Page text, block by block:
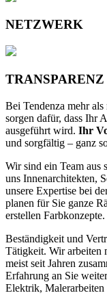
NETZWERK
TRANSPARENZ
Bei Tendenza mehr
sorgen dafür, dass Ihr
ausgeführt wird. Ihr
und sorgfältig – ganz
Wir sind ein Team aus
uns Innenarchitekten,
unsere Expertise bei
planen für Sie ganze
erstellen Farbkonzepte.
Beständigkeit und
Tätigkeit. Wir arbeiten
meist seit Jahren
Erfahrung an Sie
Elektrik, Malerarbeiten